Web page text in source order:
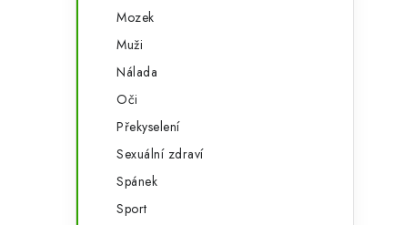
Mozek
Muži
Nálada
Oči
Překyselení
Sexuální zdraví
Spánek
Sport